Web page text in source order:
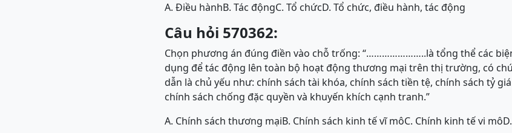
A. Điều hànhB. Tác độngC. Tổ chứcD. Tổ chức, điều hành, tác động
Câu hỏi 570362:
Chọn phương án đúng điền vào chỗ trống: “…………………..là tổng thể các
dụng để tác động lên toàn bộ hoạt động thương mại trên thị trường, có
dẫn là chủ yếu như: chính sách tài khóa, chính sách tiền tệ, chính sách tỷ
chính sách chống đặc quyền và khuyến khích cạnh tranh.”
A. Chính sách thương mạiB. Chính sách kinh tế vĩ môC. Chính kinh tế vi mô